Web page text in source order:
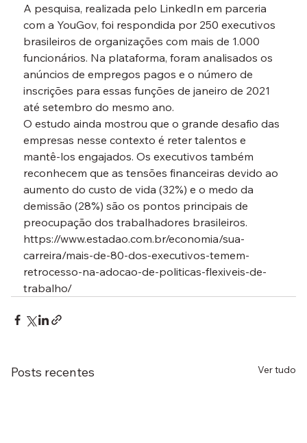
A pesquisa, realizada pelo LinkedIn em parceria
com a YouGov, foi respondida por 250 executivos
brasileiros de organizações com mais de 1.000
funcionários. Na plataforma, foram analisados os
anúncios de empregos pagos e o número de
inscrições para essas funções de janeiro de 2021
até setembro do mesmo ano.
O estudo ainda mostrou que o grande desafio das
empresas nesse contexto é reter talentos e
mantê-los engajados. Os executivos também
reconhecem que as tensões financeiras devido ao
aumento do custo de vida (32%) e o medo da
demissão (28%) são os pontos principais de
preocupação dos trabalhadores brasileiros.
https://www.estadao.com.br/economia/sua-
carreira/mais-de-80-dos-executivos-temem-
retrocesso-na-adocao-de-politicas-flexiveis-de-
trabalho/
Posts recentes Ver tudo